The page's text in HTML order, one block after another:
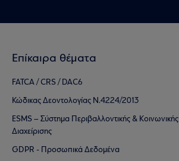
Επίκαιρα θέματα
FATCA / CRS / DAC6
Κώδικας Δεοντολογίας Ν.4224/2013
ESMS – Σύστημα Περιβαλλοντικής & Κοινωνικής
Διαχείρισης
GDPR - Προσωπικά Δεδομένα